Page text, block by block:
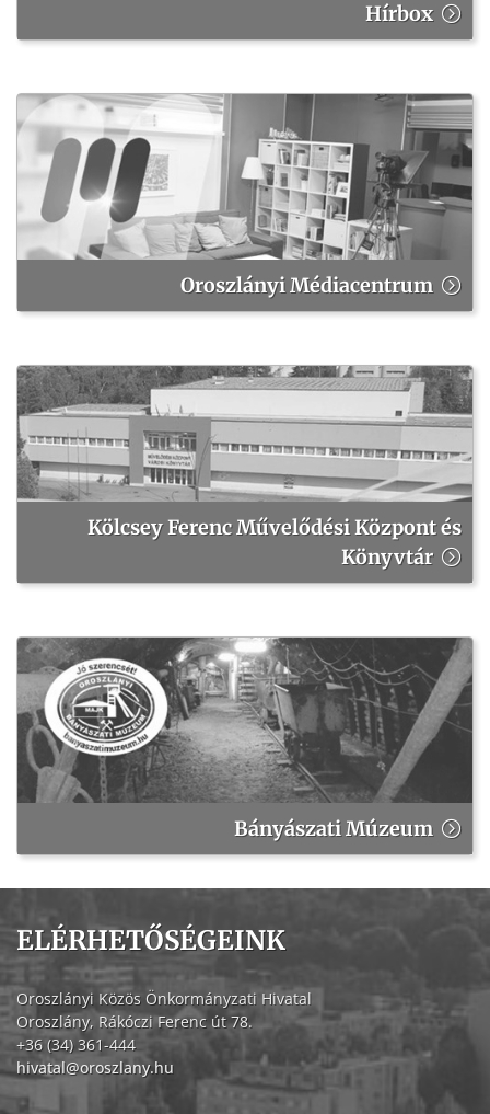
Hírbox
Oroszlányi Médiacentrum
Kölcsey Ferenc Művelődési Központ és
Könyvtár
Bányászati Múzeum
ELÉRHETŐSÉGEINK
Oroszlányi Közös Önkormányzati Hivatal
Oroszlány, Rákóczi Ferenc út 78.
+36 (34) 361-444
hivatal@oroszlany.hu